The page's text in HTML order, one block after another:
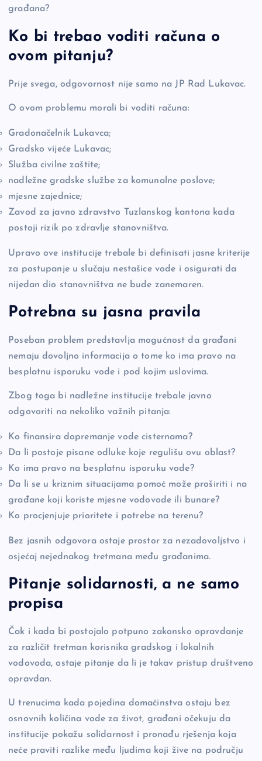
građana?
Ko bi trebao voditi računa o
ovom pitanju?
Prije svega, odgovornost nije samo na JP Rad Lukavac.
O ovom problemu morali bi voditi računa:
Gradonačelnik Lukavca;
Gradsko vijeće Lukavac;
Služba civilne zaštite;
nadležne gradske službe za komunalne poslove;
mjesne zajednice;
Zavod za javno zdravstvo Tuzlanskog kantona kada
postoji rizik po zdravlje stanovništva.
Upravo ove institucije trebale bi definisati jasne kriterije
za postupanje u slučaju nestašice vode i osigurati da
nijedan dio stanovništva ne bude zanemaren.
Potrebna su jasna pravila
Poseban problem predstavlja mogućnost da građani
nemaju dovoljno informacija o tome ko ima pravo na
besplatnu isporuku vode i pod kojim uslovima.
Zbog toga bi nadležne institucije trebale javno
odgovoriti na nekoliko važnih pitanja:
Ko finansira dopremanje vode cisternama?
Da li postoje pisane odluke koje regulišu ovu oblast?
Ko ima pravo na besplatnu isporuku vode?
Da li se u kriznim situacijama pomoć može proširiti i na
građane koji koriste mjesne vodovode ili bunare?
Ko procjenjuje prioritete i potrebe na terenu?
Bez jasnih odgovora ostaje prostor za nezadovoljstvo i
osjećaj nejednakog tretmana među građanima.
Pitanje solidarnosti, a ne samo
propisa
Čak i kada bi postojalo potpuno zakonsko opravdanje
za različit tretman korisnika gradskog i lokalnih
vodovoda, ostaje pitanje da li je takav pristup društveno
opravdan.
U trenucima kada pojedina domaćinstva ostaju bez
osnovnih količina vode za život, građani očekuju da
institucije pokažu solidarnost i pronađu rješenja koja
neće praviti razlike među ljudima koji žive na području